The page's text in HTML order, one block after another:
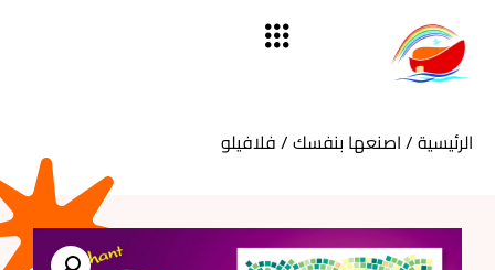
الرئيسية/اصنعها بنفسك/ فلافيلو